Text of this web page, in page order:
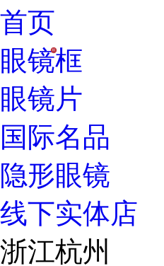
首页
H
眼镜框
眼镜片
国际名品
隐形眼镜
线下实体店
浙江杭州